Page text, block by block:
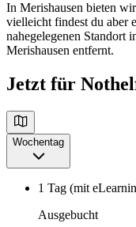
In Merishausen bieten
vielleicht findest du aber
nahegelegenen Standort
Merishausen entfernt.
Jetzt für
Wochentag
1 Tag (mit
Ausgebucht